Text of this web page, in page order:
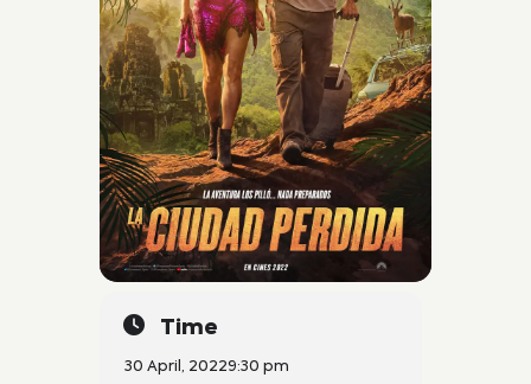
Time
30 April, 20229:30 pm